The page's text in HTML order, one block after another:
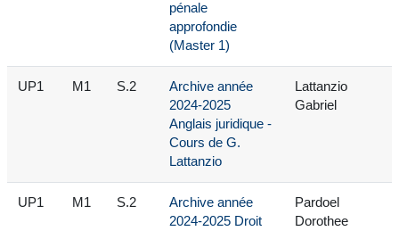
pénale
approfondie
(Master 1)
UP1 M1 S.2
Archive année
2024-2025
Anglais juridique -
Cours de G.
Lattanzio
Lattanzio
Gabriel
UP1 M1 S.2
Archive année
2024-2025 Droit
Pardoel
Dorothee